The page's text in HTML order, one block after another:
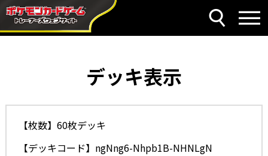
デッキ表示
【枚数】60枚デッキ
【デッキコード】 ngNng6-Nhpb1B-NHNLgN